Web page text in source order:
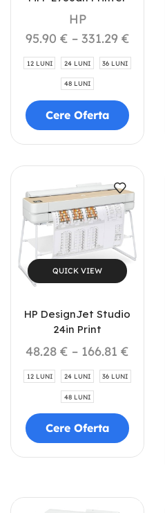
HP
95.90 € – 331.29 €
12 LUNI 24 LUNI 36 LUNI
48 LUNI
Cere Oferta
QUICK VIEW
HP DesignJet Studio
24in Print
48.28 € – 166.81 €
12 LUNI 24 LUNI 36 LUNI
48 LUNI
Cere Oferta